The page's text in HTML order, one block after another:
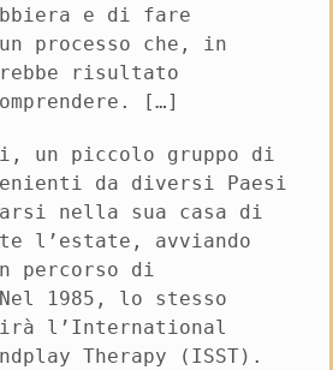
e di fare
processo che, in
risultato
[…]
un piccolo gruppo di
da diversi Paesi
nella sua casa di
l’estate, avviando
percorso di
1985, lo stesso
l’International
Therapy (ISST).